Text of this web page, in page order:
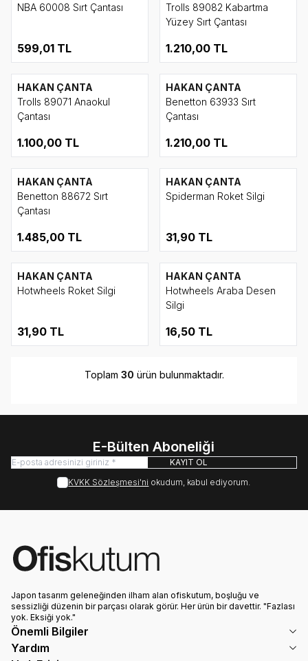
NBA 60008 Sırt Çantası
599,01 TL
Trolls 89082 Kabartma
Yüzey Sırt Çantası
1.210,00 TL
HAKAN ÇANTA
Trolls 89071 Anaokul
Çantası
1.100,00 TL
HAKAN ÇANTA
Benetton 63933 Sırt
Çantası
1.210,00 TL
HAKAN ÇANTA
Benetton 88672 Sırt
Çantası
1.485,00 TL
HAKAN ÇANTA
Spiderman Roket Silgi
31,90 TL
HAKAN ÇANTA
Hotwheels Roket Silgi
31,90 TL
HAKAN ÇANTA
Hotwheels Araba Desen
Silgi
16,50 TL
Toplam 30 ürün bulunmaktadır.
E-Bülten Aboneliği
KAYIT OL
KVKK Sözleşmesi'ni okudum, kabul ediyorum.
Japon tasarım geleneğinden ilham alan ofiskutum, boşluğu ve
sessizliği düzenin bir parçası olarak görür. Her ürün bir davettir. "Fazlası
yok. Eksiği yok."
Önemli Bilgiler
Yardım